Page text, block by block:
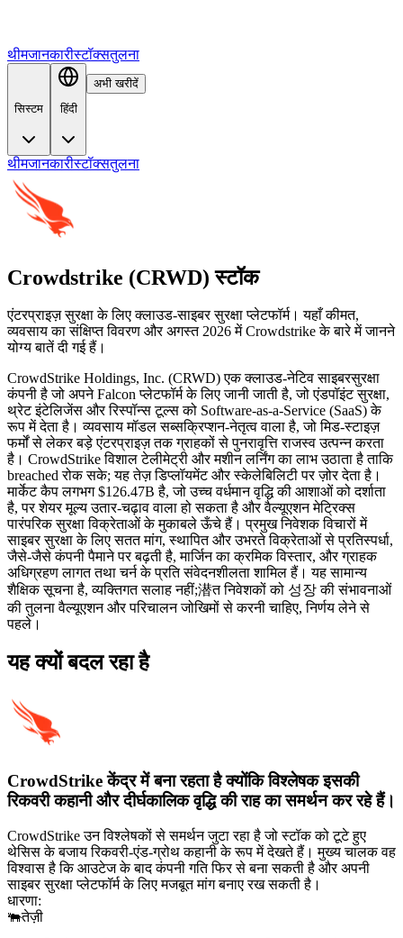
थीमजानकारीस्टॉक्सतुलना
सिस्टम हिंदी
अभी खरीदें
थीमजानकारीस्टॉक्सतुलना
Crowdstrike (CRWD) स्टॉक
एंटरप्राइज़ सुरक्षा के लिए क्लाउड-साइबर सुरक्षा प्लेटफॉर्म। यहाँ कीमत,
व्यवसाय का संक्षिप्त विवरण और अगस्त 2026 में Crowdstrike के बारे में जानने
योग्य बातें दी गई हैं।
CrowdStrike Holdings, Inc. (CRWD) एक क्लाउड-नेटिव साइबरसुरक्षा
कंपनी है जो अपने Falcon प्लेटफॉर्म के लिए जानी जाती है, जो एंडपॉइंट सुरक्षा,
थ्रेट इंटेलिजेंस और रिस्पॉन्स टूल्स को Software-as-a-Service (SaaS) के
रूप में देता है। व्यवसाय मॉडल सब्सक्रिप्शन-नेतृत्व वाला है, जो मिड-स्टाइज़
फर्मों से लेकर बड़े एंटरप्राइज़ तक ग्राहकों से पुनरावृत्ति राजस्व उत्पन्न करता
है। CrowdStrike विशाल टेलीमेट्री और मशीन लर्निंग का लाभ उठाता है ताकि
breached रोक सके; यह तेज़ डिप्लॉयमेंट और स्केलेबिलिटी पर ज़ोर देता है।
मार्केट कैप लगभग $126.47B है, जो उच्च वर्धमान वृद्धि की आशाओं को दर्शाता
है, पर शेयर मूल्य उतार-चढ़ाव वाला हो सकता है और वैल्यूएशन मेट्रिक्स
पारंपरिक सुरक्षा विक्रेताओं के मुकाबले ऊँचे हैं। प्रमुख निवेशक विचारों में
साइबर सुरक्षा के लिए सतत मांग, स्थापित और उभरते विक्रेताओं से प्रतिस्पर्धा,
जैसे-जैसे कंपनी पैमाने पर बढ़ती है, मार्जिन का क्रमिक विस्तार, और ग्राहक
अधिग्रहण लागत तथा चर्न के प्रति संवेदनशीलता शामिल हैं। यह सामान्य
शैक्षिक सूचना है, व्यक्तिगत सलाह नहीं;潜त निवेशकों को 성장 की संभावनाओं
की तुलना वैल्यूएशन और परिचालन जोखिमों से करनी चाहिए, निर्णय लेने से
पहले।
यह क्यों बदल रहा है
CrowdStrike केंद्र में बना रहता है क्योंकि विश्लेषक इसकी
रिकवरी कहानी और दीर्घकालिक वृद्धि की राह का समर्थन कर रहे हैं।
CrowdStrike उन विश्लेषकों से समर्थन जुटा रहा है जो स्टॉक को टूटे हुए
थेसिस के बजाय रिकवरी-एंड-ग्रोथ कहानी के रूप में देखते हैं। मुख्य चालक वह
विश्वास है कि आउटेज के बाद कंपनी गति फिर से बना सकती है और अपनी
साइबर सुरक्षा प्लेटफॉर्म के लिए मजबूत मांग बनाए रख सकती है।
धारणा:
🐃तेज़ी